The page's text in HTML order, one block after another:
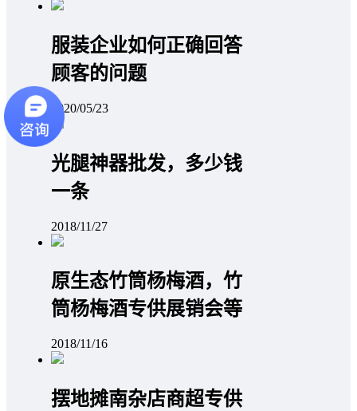
服装企业如何正确回答
顾客的问题
2020/05/23
光腿神器批发，多少钱
一条
2018/11/27
原生态竹筒杨梅酒，竹
筒杨梅酒专供展销会等
2018/11/16
摆地摊南杂店商超专供